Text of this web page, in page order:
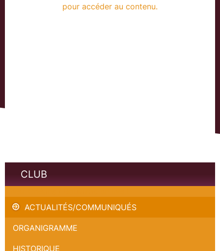
pour accéder au contenu.
CLUB
ACTUALITÉS/COMMUNIQUÉS
ORGANIGRAMME
HISTORIQUE